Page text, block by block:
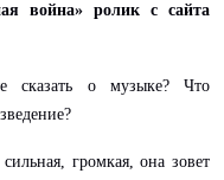
война» ролик с сайта
о музыке? Что
громкая, она зовет